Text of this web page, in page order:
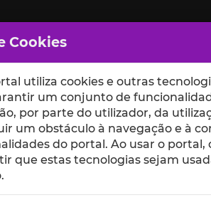
ESCOLAS
Cookies
utiliza cookies e outras
um conjunto de
por parte do utilizador, da
um obstáculo à navegação e à
do portal. Ao usar o portal,
que estas tecnologias sejam